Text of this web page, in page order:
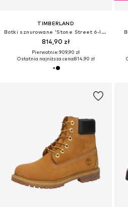
TIMBERLAND
Botki sznurowane 'Stone Street 6-Inch'
814,90 zł
Pierwotnie: 909,90 zł
Ostatnia najniższa cena:814,90 zł